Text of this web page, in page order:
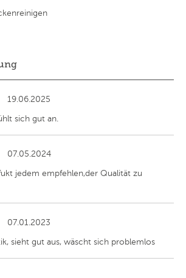
19.06.2025
sich gut an.
07.05.2024
jedem empfehlen,der Qualität zu
07.01.2023
sieht gut aus, wäscht sich problemlos